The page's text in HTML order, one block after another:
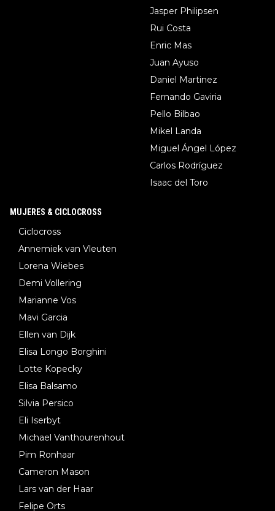
Jasper Philipsen
Rui Costa
Enric Mas
Juan Ayuso
Daniel Martinez
Fernando Gaviria
Pello Bilbao
Mikel Landa
Miguel Ángel López
Carlos Rodríguez
Isaac del Toro
MUJERES & CICLOCROSS
Ciclocross
Annemiek van Vleuten
Lorena Wiebes
Demi Vollering
Marianne Vos
Mavi Garcia
Ellen van Dijk
Elisa Longo Borghini
Lotte Kopecky
Elisa Balsamo
Silvia Persico
Eli Iserbyt
Michael Vanthourenhout
Pim Ronhaar
Cameron Mason
Lars van der Haar
Felipe Orts